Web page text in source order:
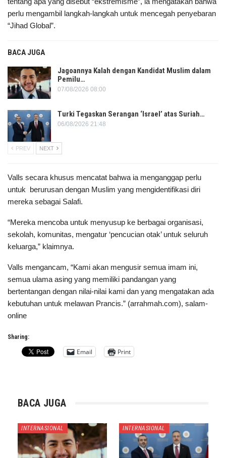
perlu mengambil langkah-langkah untuk mencegah penyebaran
“Jihad Global”.
BACA JUGA
Jagoannya Kalah dengan Kandidat Muslim dalam
Pemilu…
07/08/2026 08:00
Turki Tegaskan Serangan ‘Israel’ atas Suriah…
06/08/2026 21:48
PREV NEXT
Valls secara khusus mencatat bahwa ia menganggap perlu
untuk berurusan dengan Muslim yang mengidentifikasi diri
mereka sebagai Salafi.
“Mereka mencoba untuk menyusup ke berbagai organisasi,
sekolah, komunitas, mengatur ‘pencucian otak’ untuk seluruh
keluarga,” klaimnya.
Valls mengancam, “Kami akan mengusir semua imam ini,
semua ulama asing yang memiliki pandangan yang
bertentangan dengan nilai-nilai kami dan yang mengatakan ada
kebutuhan untuk melawan Prancis.” (arrahmah.com), salam-
online
Sharing:
Email Print
BACA JUGA
INTERNASIONAL INTERNASIONAL